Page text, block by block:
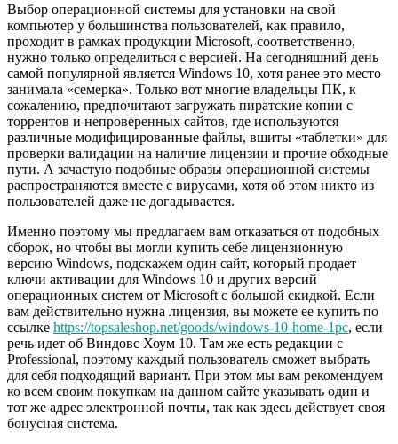
Выбор операционной системы для установки на свой
компьютер у большинства пользователей, как правило,
проходит в рамках продукции Microsoft, соответственно,
нужно только определиться с версией. На сегодняшний день
самой популярной является Windows 10, хотя ранее это место
занимала «семерка». Только вот многие владельцы ПК, к
сожалению, предпочитают загружать пиратские копии с
торрентов и непроверенных сайтов, где используются
различные модифицированные файлы, вшиты «таблетки» для
проверки валидации на наличие лицензии и прочие обходные
пути. А зачастую подобные образы операционной системы
распространяются вместе с вирусами, хотя об этом никто из
пользователей даже не догадывается.
Именно поэтому мы предлагаем вам отказаться от подобных
сборок, но чтобы вы могли купить себе лицензионную
версию Windows, подскажем один сайт, который продает
ключи активации для Windows 10 и других версий
операционных систем от Microsoft с большой скидкой. Если
вам действительно нужна лицензия, вы можете ее купить по
ссылке https://topsaleshop.net/goods/windows-10-home-1pc, если
речь идет об Виндовс Хоум 10. Там же есть редакции с
Professional, поэтому каждый пользователь сможет выбрать
для себя подходящий вариант. При этом мы вам рекомендуем
ко всем своим покупкам на данном сайте указывать один и
тот же адрес электронной почты, так как здесь действует своя
бонусная система.